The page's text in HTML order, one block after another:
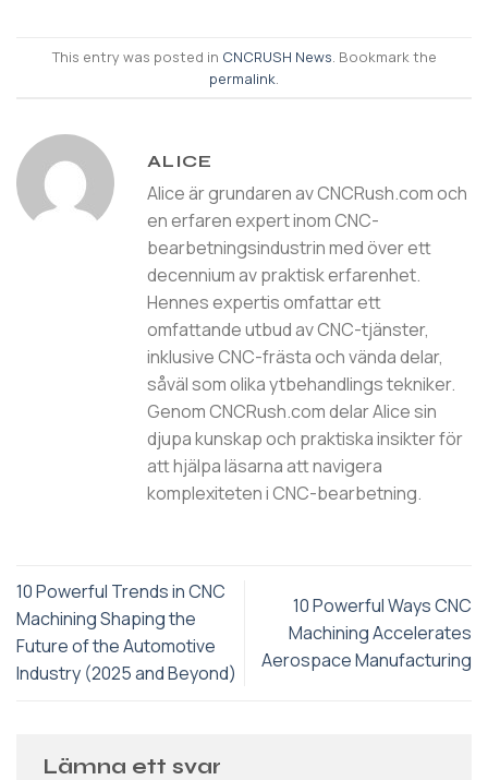
This entry was posted in CNCRUSH News. Bookmark the
permalink.
ALICE
Alice är grundaren av CNCRush.com och
en erfaren expert inom CNC-
bearbetningsindustrin med över ett
decennium av praktisk erfarenhet.
Hennes expertis omfattar ett
omfattande utbud av CNC-tjänster,
inklusive CNC-frästa och vända delar,
såväl som olika ytbehandlings tekniker.
Genom CNCRush.com delar Alice sin
djupa kunskap och praktiska insikter för
att hjälpa läsarna att navigera
komplexiteten i CNC-bearbetning.
10 Powerful Trends in CNC
Machining Shaping the
Future of the Automotive
Industry (2025 and Beyond)
10 Powerful Ways CNC
Machining Accelerates
Aerospace Manufacturing
Lämna ett svar